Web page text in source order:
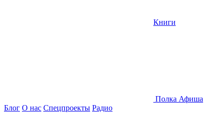
Книги
Полка Афиша
Блог О нас Спецпроекты Радио